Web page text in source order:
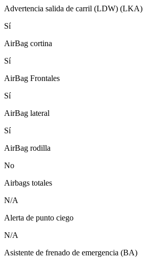
Advertencia salida de carril (LDW) (LKA)
Sí
AirBag cortina
Sí
AirBag Frontales
Sí
AirBag lateral
Sí
AirBag rodilla
No
Airbags totales
N/A
Alerta de punto ciego
N/A
Asistente de frenado de emergencia (BA)